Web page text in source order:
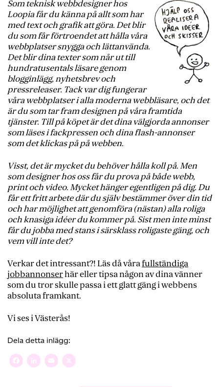
Som teknisk webbdesigner hos
Loopia får du känna på allt som har
med text och grafik att göra. Det blir
du som får förtroendet att hålla våra
webbplatser snygga och lättanvända.
Det blir dina texter som når ut till
hundratusentals läsare genom
blogginlägg, nyhetsbrev och
pressreleaser. Tack var dig fungerar
våra webbplatser i alla moderna webbläsare, och det
är du som tar fram designen på våra framtida
tjänster. Till på köpet är det dina välgjorda annonser
som läses i fackpressen och dina flash-annonser
som det klickas på på webben.
Visst, det är mycket du behöver hålla koll på. Men
som designer hos oss får du prova på både webb,
print och video. Mycket hänger egentligen på dig. Du
får ett fritt arbete där du själv bestämmer över din tid
och har möjlighet att genomföra (nästan) alla roliga
och knasiga idéer du kommer på. Sist men inte minst
får du jobba med stans i särsklass roligaste gäng, och
vem vill inte det?
Verkar det intressant?! Läs då vårafullständiga
jobbannonserhär eller tipsa någon av dina vänner
som du tror skulle passa i ett glatt gäng i webbens
absoluta framkant.
Vi ses i Västerås!
Dela detta inlägg:
Facebook
LinkedIn
Email